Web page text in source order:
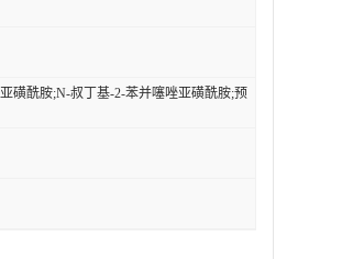
磺酰胺;N-叔丁基-2-苯并噻唑亚磺酰胺;预